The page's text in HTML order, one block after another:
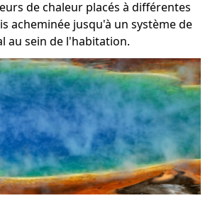
de chaleur placés à différentes
acheminée jusqu'à un système de
au sein de l'habitation.